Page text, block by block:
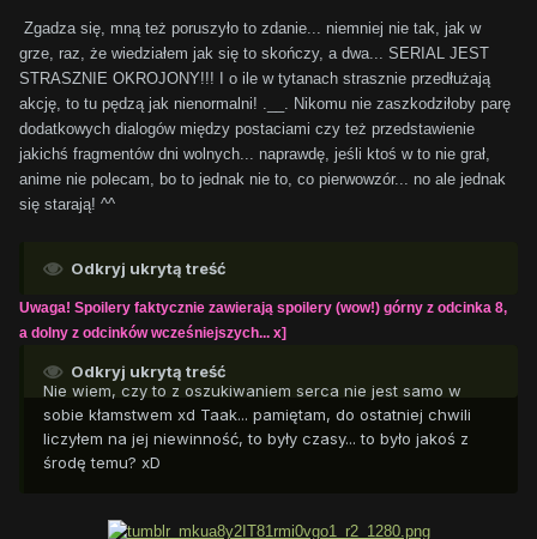
Zgadza się, mną też poruszyło to zdanie... niemniej nie tak, jak w
grze, raz, że wiedziałem jak się to skończy, a dwa... SERIAL JEST
STRASZNIE OKROJONY!!! I o ile w tytanach strasznie przedłużają
akcję, to tu pędzą jak nienormalni! .__. Nikomu nie zaszkodziłoby parę
dodatkowych dialogów między postaciami czy też przedstawienie
jakichś fragmentów dni wolnych... naprawdę, jeśli ktoś w to nie grał,
anime nie polecam, bo to jednak nie to, co pierwowzór... no ale jednak
się starają! ^^
Odkryj ukrytą treść
Uwaga! Spoilery faktycznie zawierają spoilery (wow!) górny z odcinka 8,
a dolny z odcinków wcześniejszych... x]
Odkryj ukrytą treść
Nie wiem, czy to z oszukiwaniem serca nie jest samo w
sobie kłamstwem xd Taak... pamiętam, do ostatniej chwili
liczyłem na jej niewinność, to były czasy... to było jakoś z
środę temu? xD